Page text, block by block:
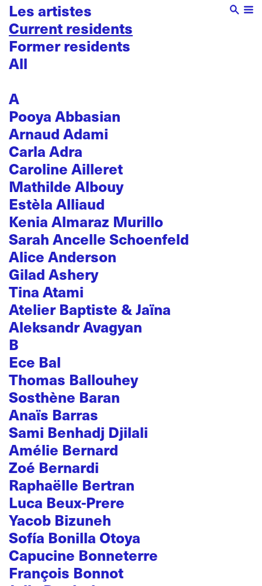
Les artistes
Current residents
Former residents
All
A
Pooya Abbasian
Arnaud Adami
Carla Adra
Caroline Ailleret
Mathilde Albouy
Estèla Alliaud
Kenia Almaraz Murillo
Sarah Ancelle Schoenfeld
Alice Anderson
Gilad Ashery
Tina Atami
Atelier Baptiste & Jaïna
Aleksandr Avagyan
B
Ece Bal
Thomas Ballouhey
Sosthène Baran
Anaïs Barras
Sami Benhadj Djilali
Amélie Bernard
Zoé Bernardi
Raphaëlle Bertran
Luca Beux-Prere
Yacob Bizuneh
Sofía Bonilla Otoya
Capucine Bonneterre
François Bonnot